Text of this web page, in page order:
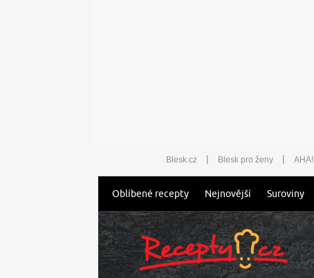
Blesk.cz | Blesk pro ženy | AHA!
Oblíbené recepty Nejnovější Suroviny